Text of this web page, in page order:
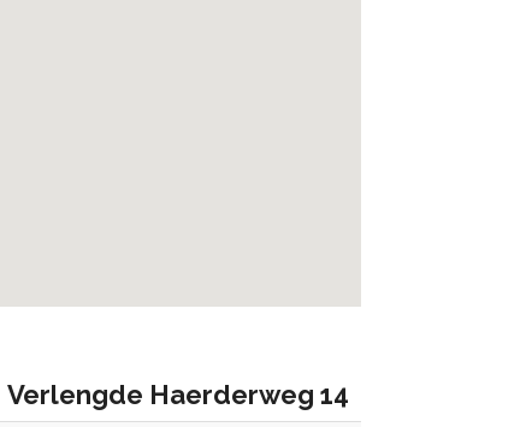
Verlengde Haerderweg 14